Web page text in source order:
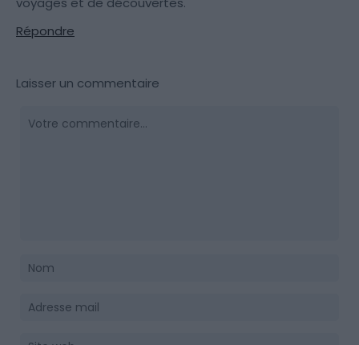
Répondre
Laisser un commentaire